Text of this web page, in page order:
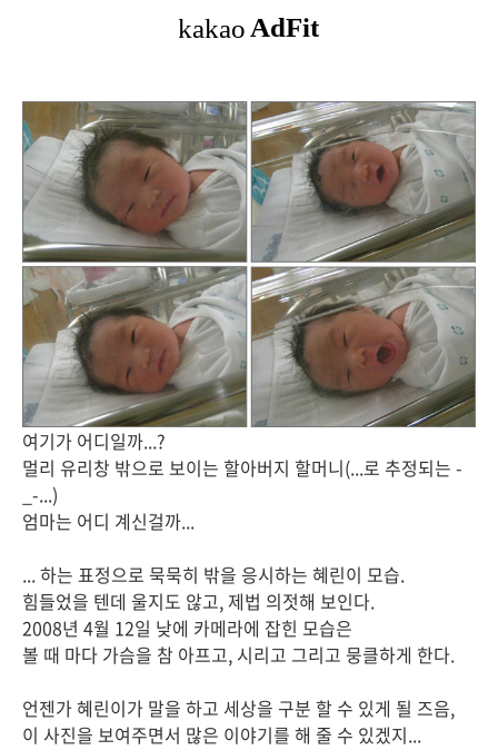
여기가 어디일까...?
멀리 유리창 밖으로 보이는 할아버지 할머니(...로 추정되는 -
_-...)
엄마는 어디 계신걸까...
... 하는 표정으로 묵묵히 밖을 응시하는 혜린이 모습.
힘들었을 텐데 울지도 않고, 제법 의젓해 보인다.
2008년 4월 12일 낮에 카메라에 잡힌 모습은
볼 때 마다 가슴을 참 아프고, 시리고 그리고 뭉클하게 한다.
언젠가 혜린이가 말을 하고 세상을 구분 할 수 있게 될 즈음,
이 사진을 보여주면서 많은 이야기를 해 줄 수 있겠지...